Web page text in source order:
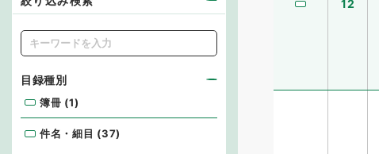
12
キーワード
目録種別
簿冊 (1)
簿冊 (1)
件名・細目 (37)
件名・細目 (37)